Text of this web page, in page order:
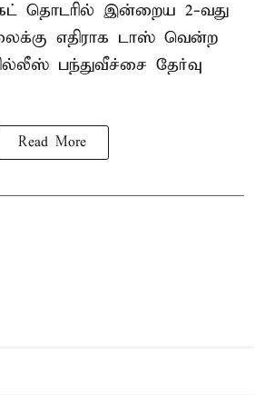
தொடரில் இன்றைய 2-வது
எதிராக டாஸ் வென்ற
பந்துவீச்சை தேர்வு
Read More